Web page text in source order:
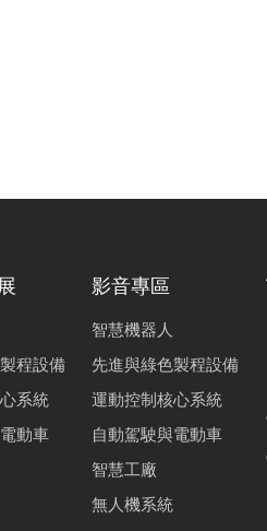
程設備
系統
動車
影音專區
智慧機器人
先進與綠色製程設備
運動控制核心系統
自動駕駛與電動車
智慧工廠
無人機系統